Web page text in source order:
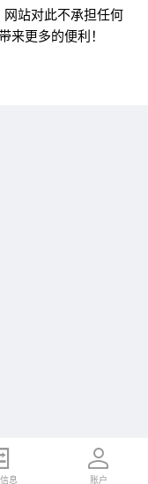
站对此不承担任何
来更多的便利！
息 账户